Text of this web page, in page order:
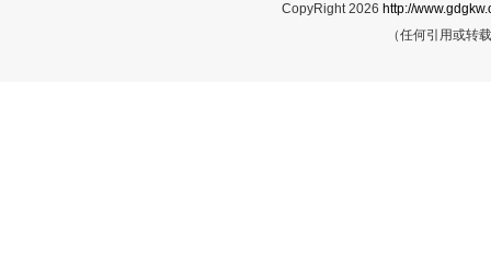
CopyRight 2026 http://
（任何引用或转